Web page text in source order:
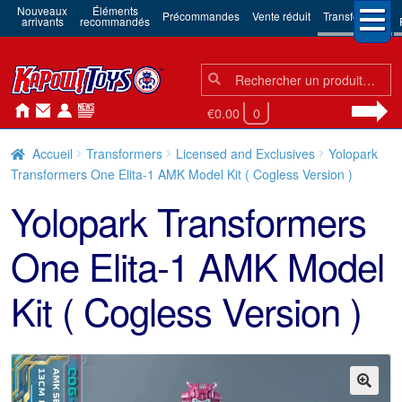
Nouveaux
arrivants
Éléments
recommandés Précommandes Vente réduit Transformers
Chercher:
Chercher
€0.00 0
Accueil Transformers Licensed and Exclusives
Yolopark
Transformers One Elita-1 AMK Model Kit ( Cogless Version )
Yolopark Transformers
One Elita-1 AMK Model
Kit ( Cogless Version )